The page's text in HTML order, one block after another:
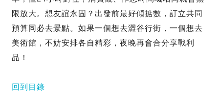
限放大。想友誼永固？出發前最好傾掂數，訂立共同
預算同必去景點。如果一個想去澀谷行街，一個想去
美術館，不妨安排各自精彩，夜晚再會合分享戰利
品！
回到目錄